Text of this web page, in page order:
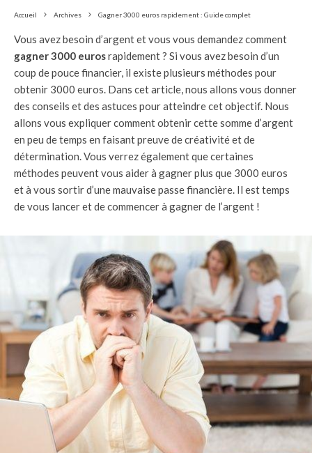
Accueil Archives Gagner 3000 euros rapidement : Guide complet
Vous avez besoin d’argent et vous vous demandez comment
gagner 3000 eurosrapidement ? Si vous avez besoin d’un
coup de pouce financier, il existe plusieurs méthodes pour
obtenir 3000 euros. Dans cet article, nous allons vous donner
des conseils et des astuces pour atteindre cet objectif. Nous
allons vous expliquer comment obtenir cette somme d’argent
en peu de temps en faisant preuve de créativité et de
détermination. Vous verrez également que certaines
méthodes peuvent vous aider à gagner plus que 3000 euros
et à vous sortir d’une mauvaise passe financière. Il est temps
de vous lancer et de commencer à gagner de l’argent !